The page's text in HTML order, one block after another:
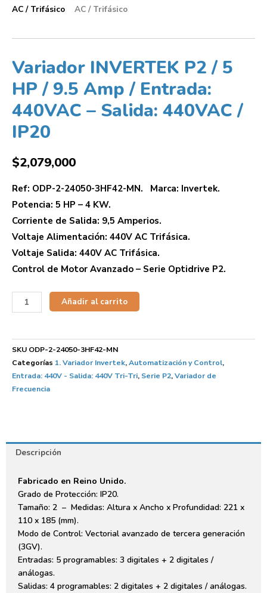
Variador INVERTEK P2 / 5
HP / 9.5 Amp / Entrada:
440VAC – Salida: 440VAC /
IP20
$2,079,000
Ref: ODP-2-24050-3HF42-MN. Marca: Invertek.
Potencia: 5 HP – 4 KW.
Corriente de Salida: 9,5 Amperios.
Voltaje Alimentación: 440V AC Trifásica.
Voltaje Salida: 440V AC Trifásica.
Control de Motor Avanzado – Serie Optidrive P2.
Añadir al carrito
SKU ODP-2-24050-3HF42-MN
Categorías 1. Variador Invertek,Automatización y Control,
Entrada: 440V - Salida: 440V Tri-Tri, Serie P2,Variador de
Frecuencia
Descripción
Fabricado en Reino Unido.
Grado de Protección: IP20.
Tamaño: 2 – Medidas: Altura x Ancho x Profundidad: 221 x
110 x 185 (mm).
Modo de Control: Vectorial avanzado de tercera generación
(3GV).
Entradas: 5 programables: 3 digitales + 2 digitales /
análogas.
Salidas: 4 programables: 2 digitales + 2 digitales / análogas.